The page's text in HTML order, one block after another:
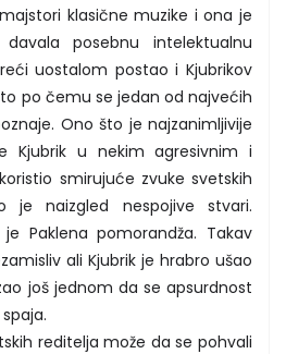
klasične muzike i ona je
posebnu intelektualnu
uostalom postao i Kjubrikov
po čemu se jedan od najvećih
Ono što je najzanimljivije
u nekim agresivnim i
smirujuće zvuke svetskih
je naizgled nespojive stvari.
Paklena pomorandža. Takav
ali Kjubrik je hrabro ušao
još jednom da se apsurdnost
reditelja može da se pohvali